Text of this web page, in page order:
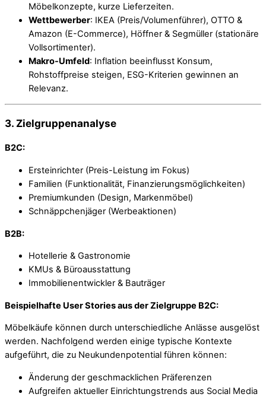
Möbelkonzepte, kurze Lieferzeiten.
Wettbewerber: IKEA (Preis/Volumenführer), OTTO &
Amazon (E-Commerce), Höffner & Segmüller (stationäre
Vollsortimenter).
Makro-Umfeld: Inflation beeinflusst Konsum,
Rohstoffpreise steigen, ESG-Kriterien gewinnen an
Relevanz.
3. Zielgruppenanalyse
B2C:
Ersteinrichter (Preis-Leistung im Fokus)
Familien (Funktionalität, Finanzierungsmöglichkeiten)
Premiumkunden (Design, Markenmöbel)
Schnäppchenjäger (Werbeaktionen)
B2B:
Hotellerie & Gastronomie
KMUs & Büroausstattung
Immobilienentwickler & Bauträger
Beispielhafte User Stories aus der Zielgruppe B2C:
Möbelkäufe können durch unterschiedliche Anlässe ausgelöst
werden. Nachfolgend werden einige typische Kontexte
aufgeführt, die zu Neukundenpotential führen können:
Änderung der geschmacklichen Präferenzen
Aufgreifen aktueller Einrichtungstrends aus Social Media